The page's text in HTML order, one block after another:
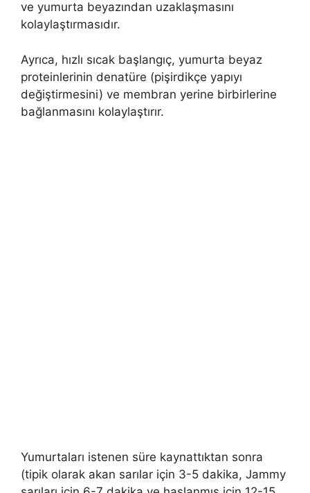
ve yumurta beyazından uzaklaşmasını
kolaylaştırmasıdır.
Ayrıca, hızlı sıcak başlangıç, yumurta beyaz
proteinlerinin denatüre (pişirdikçe yapıyı
değiştirmesini) ve membran yerine birbirlerine
bağlanmasını kolaylaştırır.
Yumurtaları istenen süre kaynattıktan sonra
(tipik olarak akan sarılar için 3-5 dakika, Jammy